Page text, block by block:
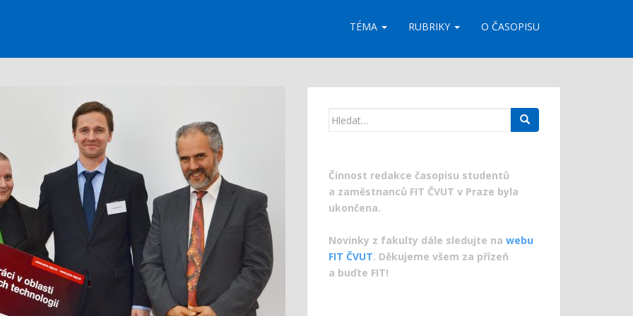
TÉMA RUBRIKY O ČASOPISU
Search
Činnost redakce časopisu studentů
a zaměstnanců FIT ČVUT v Praze byla
ukončena.
Novinky z fakulty dále sledujte na webu
FIT ČVUT. Děkujeme všem za přízeň
a buďte FIT!